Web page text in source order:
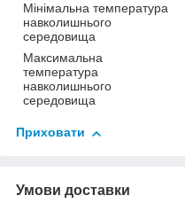
Мінімальна температура
навколишнього
середовища
Максимальна
температура
навколишнього
середовища
Приховати
Умови доставки